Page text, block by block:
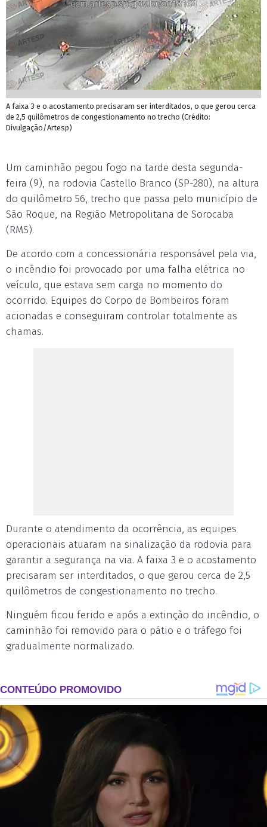
A faixa 3 e o acostamento precisaram ser interditados, o que gerou cerca
de 2,5 quilômetros de congestionamento no trecho (Crédito:
Divulgação/Artesp)
Um caminhão pegou fogo na tarde desta segunda-
feira (9), na rodovia Castello Branco (SP-280), na altura
do quilômetro 56, trecho que passa pelo município de
São Roque, na Região Metropolitana de Sorocaba
(RMS).
De acordo com a concessionária responsável pela via,
o incêndio foi provocado por uma falha elétrica no
veículo, que estava sem carga no momento do
ocorrido. Equipes do Corpo de Bombeiros foram
acionadas e conseguiram controlar totalmente as
chamas.
Durante o atendimento da ocorrência, as equipes
operacionais atuaram na sinalização da rodovia para
garantir a segurança na via. A faixa 3 e o acostamento
precisaram ser interditados, o que gerou cerca de 2,5
quilômetros de congestionamento no trecho.
Ninguém ficou ferido e após a extinção do incêndio, o
caminhão foi removido para o pátio e o tráfego foi
gradualmente normalizado.